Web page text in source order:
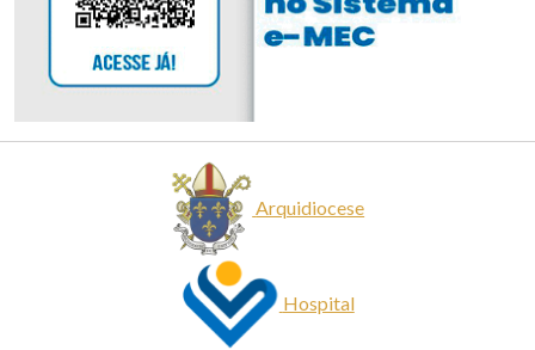
Arquidiocese
Hospital